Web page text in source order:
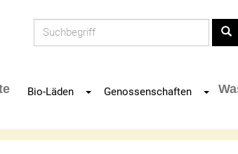
Bio-Läden Toggle Dropdown
Genossenschaften